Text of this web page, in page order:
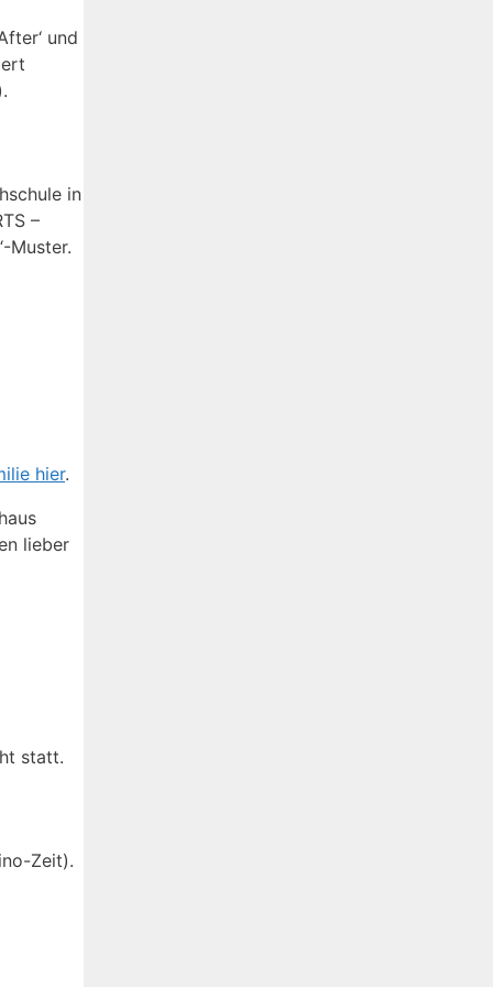
und
in
–
Muster.
hier.
lieber
statt.
Zeit).